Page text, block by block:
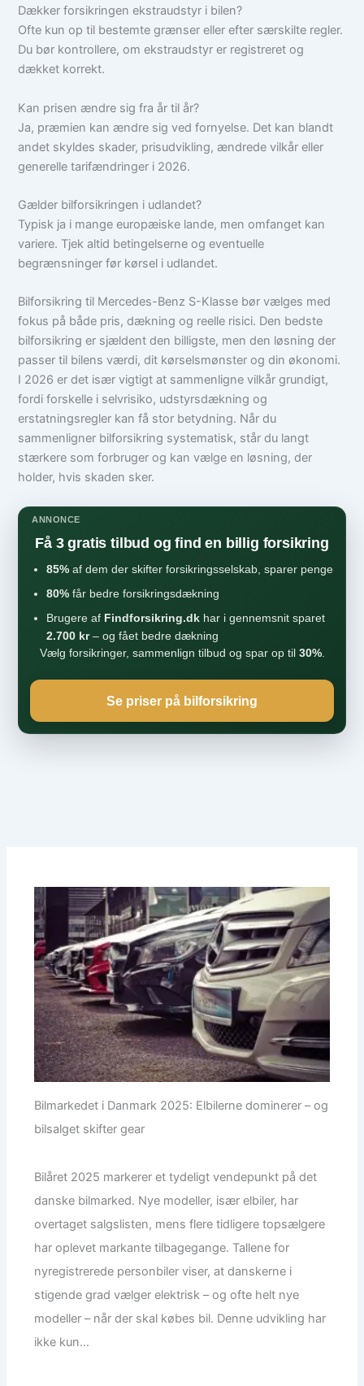
Dækker forsikringen ekstraudstyr i bilen?
Ofte kun op til bestemte grænser eller efter særskilte regler.
Du bør kontrollere, om ekstraudstyr er registreret og
dækket korrekt.
Kan prisen ændre sig fra år til år?
Ja, præmien kan ændre sig ved fornyelse. Det kan blandt
andet skyldes skader, prisudvikling, ændrede vilkår eller
generelle tarifændringer i 2026.
Gælder bilforsikringen i udlandet?
Typisk ja i mange europæiske lande, men omfanget kan
variere. Tjek altid betingelserne og eventuelle
begrænsninger før kørsel i udlandet.
Bilforsikring til Mercedes-Benz S-Klasse bør vælges med
fokus på både pris, dækning og reelle risici. Den bedste
bilforsikring er sjældent den billigste, men den løsning der
passer til bilens værdi, dit kørselsmønster og din økonomi.
I 2026 er det især vigtigt at sammenligne vilkår grundigt,
fordi forskelle i selvrisiko, udstyrsdækning og
erstatningsregler kan få stor betydning. Når du
sammenligner bilforsikring systematisk, står du langt
stærkere som forbruger og kan vælge en løsning, der
holder, hvis skaden sker.
ANNONCE
Få 3 gratis tilbud og find en billig forsikring
85% af dem der skifter forsikringsselskab, sparer penge
80% får bedre forsikringsdækning
Brugere af Findforsikring.dk har i gennemsnit sparet
2.700 kr– og fået bedre dækning
Vælg forsikringer, sammenlign tilbud og spar op til 30%.
Se priser på bilforsikring
Bilmarkedet i Danmark 2025: Elbilerne dominerer – og
bilsalget skifter gear
Bilåret 2025 markerer et tydeligt vendepunkt på det
danske bilmarked. Nye modeller, især elbiler, har
overtaget salgslisten, mens flere tidligere topsælgere
har oplevet markante tilbagegange. Tallene for
nyregistrerede personbiler viser, at danskerne i
stigende grad vælger elektrisk – og ofte helt nye
modeller – når der skal købes bil. Denne udvikling har
ikke kun...